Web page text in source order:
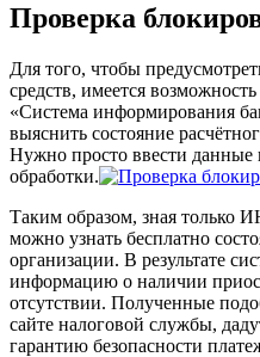
Проверка
Для того, чтобы
средств, имеется
«Система информирования
выяснить состояние
Нужно просто ввести данные
обработки.
Таким образом, зная только
можно узнать бесплатно
организации. В результате
информацию о наличии
отсутствии. Полученные
сайте налоговой службы,
гарантию безопасности